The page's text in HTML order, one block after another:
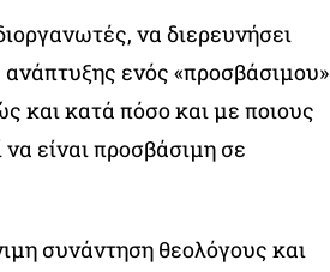
να διερευνήσει
ανάπτυξης ενός «προσβάσιμου»
και κατά πόσο και με ποιους
είναι προσβάσιμη σε
συνάντηση θεολόγους και